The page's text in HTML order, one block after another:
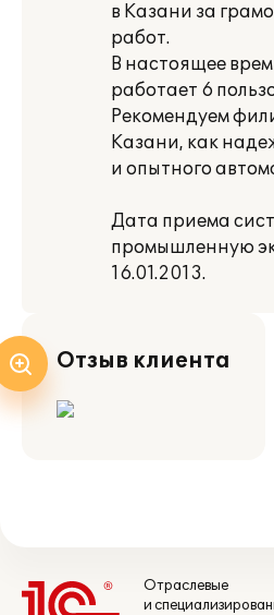
в Казани за
работ.
В настоящее
работает 6
Рекомендуем
Казани, как
и опытного
Дата приема
промышленную
16.01.2013.
Отзыв клиента
Отраслевые
и